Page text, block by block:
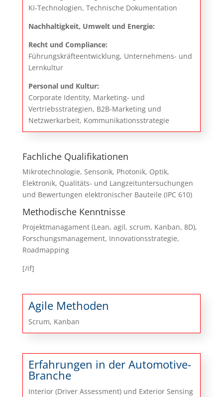
KI-Technologien, Technische Dokumentation
Nachhaltigkeit, Umwelt und Energie:
Recht und Compliance:
Führungskräfteentwicklung, Unternehmens- und
Lernkultur
Personal und Kultur:
Corporate Identity, Marketing- und
Vertriebsstrategien, B2B-Marketing und
Netzwerkarbeit, Kommunikationsstrategie
Fachliche Qualifikationen
Mikrotechnologie, Sensorik, Photonik, Optik,
Elektronik, Qualitäts- und Langzeituntersuchungen
und Bewertungen elektronischer Bauteile (IPC 610)
Methodische Kenntnisse
Projektmanagament (Lean, agil, scrum, Kanban, 8D),
Forschungsmanagement, Innovationsstrategie,
Roadmapping
[/if]
Agile Methoden
Scrum, Kanban
Erfahrungen in der Automotive-
Branche
Interior (Driver Assessment) und Exterior Sensing